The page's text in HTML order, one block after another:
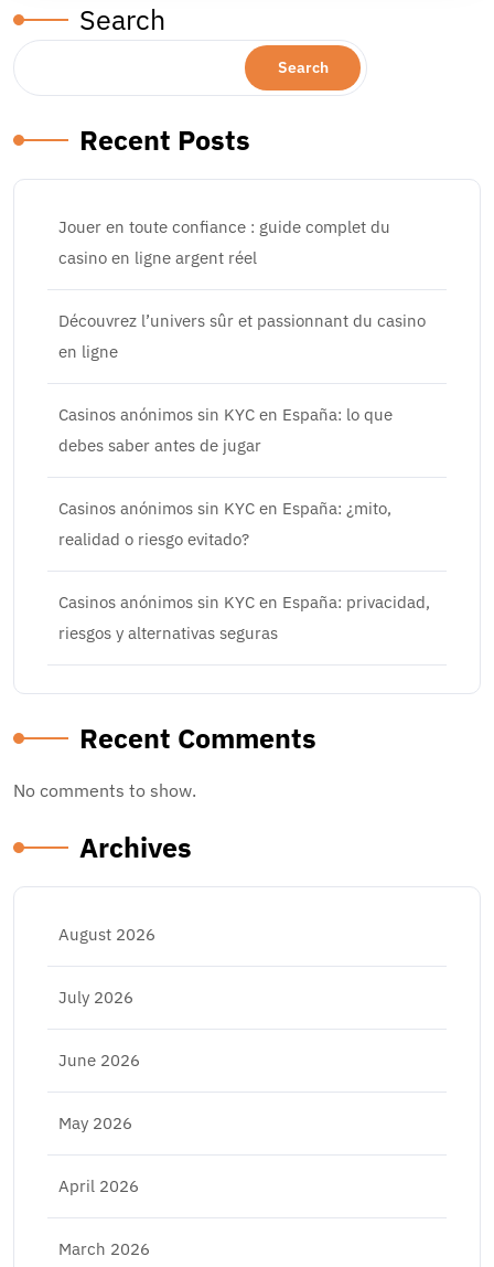
Search
Search
Recent Posts
Jouer en toute confiance : guide complet du
casino en ligne argent réel
Découvrez l’univers sûr et passionnant du casino
en ligne
Casinos anónimos sin KYC en España: lo que
debes saber antes de jugar
Casinos anónimos sin KYC en España: ¿mito,
realidad o riesgo evitado?
Casinos anónimos sin KYC en España: privacidad,
riesgos y alternativas seguras
Recent Comments
No comments to show.
Archives
August 2026
July 2026
June 2026
May 2026
April 2026
March 2026